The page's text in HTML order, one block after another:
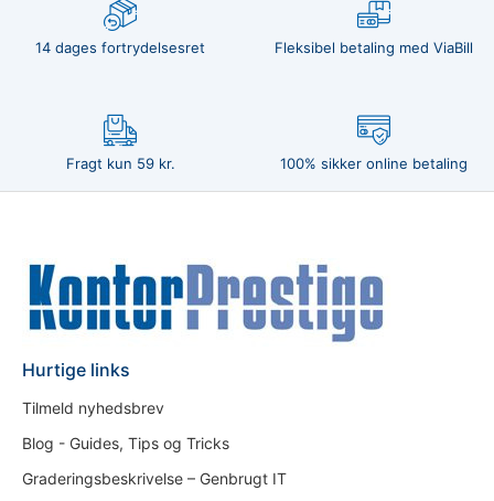
14 dages fortrydelsesret Fleksibel betaling med ViaBill
Fragt kun 59 kr. 100% sikker online betaling
Hurtige links
Tilmeld nyhedsbrev
Blog - Guides, Tips og Tricks
Graderingsbeskrivelse – Genbrugt IT